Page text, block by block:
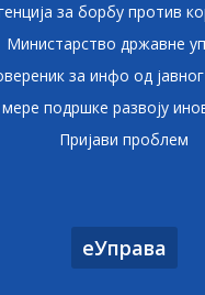
за борбу против
Министарство државне
за инфо од јавног
подршке развоју
Пријави проблем
еУправа